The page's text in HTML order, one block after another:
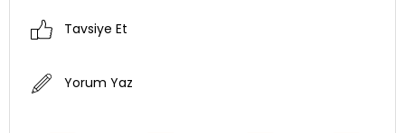
Tavsiye Et
Yorum Yaz